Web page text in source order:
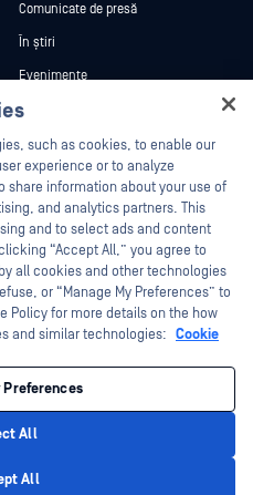
Comunicate de presă
În știri
Evenimente
Webinare
Fișe de date
Cărți albe
Instrumente gratuite
OPSWAT, MetaDefender, Metascan,
No Device., OPSWAT , Protecting the
Technology, InQuest, logo-ul InQuest,
the Hunt sunt mărci comerciale ale
proprietatea deținătorilor respectivi.
din California
such as cookies, to enable our
experience or to analyze
share information about your use of
and analytics partners. This
and to select ads and content
“Accept All,” you agree to
all cookies and other technologies
or “Manage My Preferences” to
Policy for more details on the how
and similar technologies: Cookie
Preferences
All
All
OPSWAT virtual assistant.
you secure what's critical